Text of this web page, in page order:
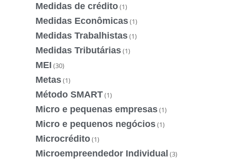
Medidas de crédito(1)
Medidas Econômicas(1)
Medidas Trabalhistas(1)
Medidas Tributárias(1)
MEI (30)
Metas(1)
Método SMART(1)
Micro e pequenas empresas(1)
Micro e pequenos negócios(1)
Microcrédito(1)
Microempreendedor Individual (3)